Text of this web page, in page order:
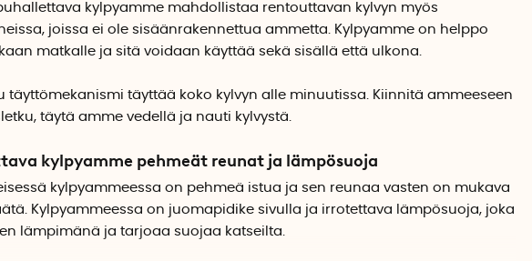
kylpyamme mahdollistaa rentouttavan kylvyn myös
joissa ei ole sisäänrakennettua ammetta. Kylpyamme on helppo
matkalle ja sitä voidaan käyttää sekä sisällä että ulkona.
täyttömekanismi täyttää koko kylvyn alle minuutissa. Kiinnitä ammeeseen
täytä amme vedellä ja nauti kylvystä.
kylpyamme pehmeät reunat ja lämpösuoja
kylpyammeessa on pehmeä istua ja sen reunaa vasten on mukava
Kylpyammeessa on juomapidike sivulla ja irrotettava lämpösuoja, joka
lämpimänä ja tarjoaa suojaa katseilta.